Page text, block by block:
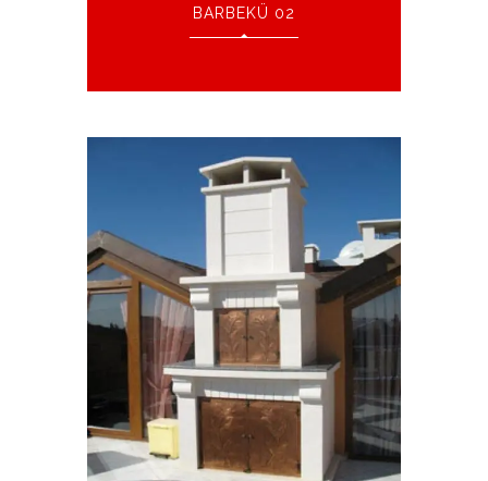
BARBEKÜ 02